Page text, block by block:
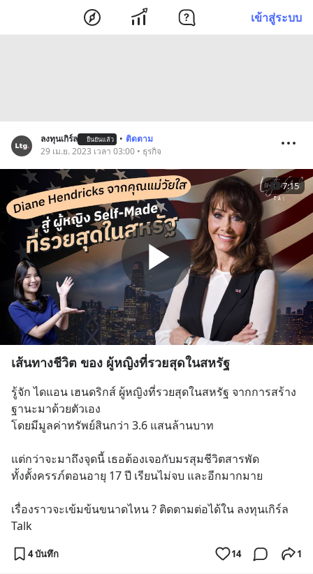
เข้าสู่ระบบ
ลงทุนเกิร์ล ยืนยันแล้ว • ติดตาม
29 เม.ย. 2023 เวลา 03:00 • ธุรกิจ
7:15
เส้นทางชีวิต ของ ผู้หญิงที่รวยสุดในสหรัฐ
รู้จัก ไดแอน เฮนดริกส์ ผู้หญิงที่รวยสุดในสหรัฐ จากการสร้าง
ฐานะมาด้วยตัวเอง
โดยมีมูลค่าทรัพย์สินกว่า 3.6 แสนล้านบาท
แต่กว่าจะมาถึงจุดนี้ เธอต้องเจอกับมรสุมชีวิตสารพัด
ทั้งตั้งครรภ์ตอนอายุ 17 ปี เรียนไม่จบ และอีกมากมาย
เรื่องราวจะเข้มข้นขนาดไหน ? ติดตามต่อได้ใน ลงทุนเกิร์ล
Talk
4 บันทึก 14 1